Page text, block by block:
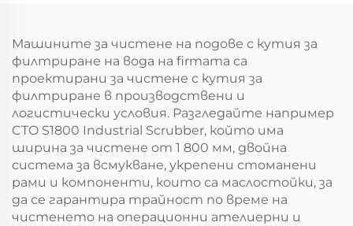
Машините за чистене на подове с кутия за
филтриране на вода на firmaта са
проектирани за чистене с кутия за
филтриране в производствени и
логистически условия. Разгледайте например
CTO S1800 Industrial Scrubber, който има
ширина за чистене от 1 800 мм, двойна
система за всмукване, укрепени стоманени
рами и компоненти, които са маслостойки, за
да се гарантира трайност по време на
чистенето на операционни ателиерни и